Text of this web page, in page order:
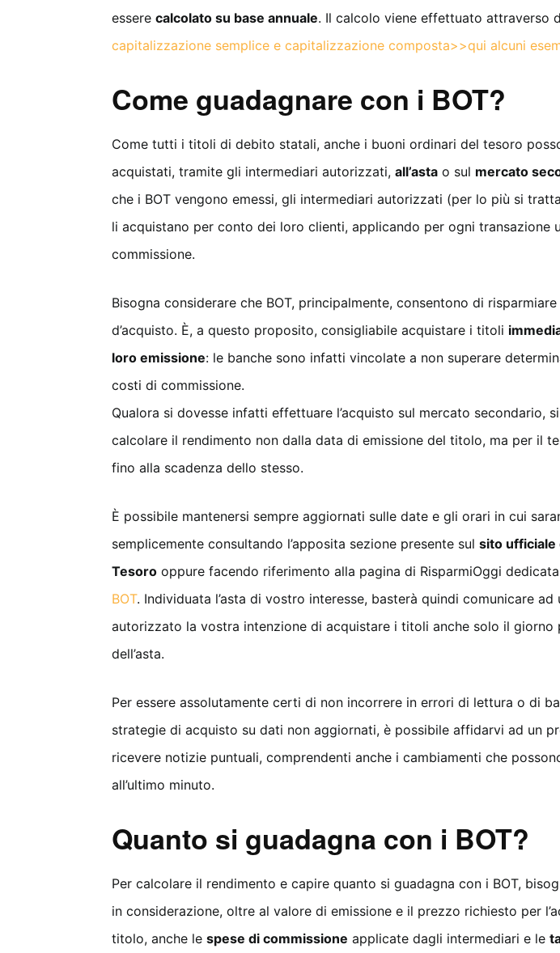
essere calcolato su base annuale. Il calcolo viene effettuato attraverso
capitalizzazione semplice e capitalizzazione composta>>qui alcuni
Come guadagnare con i BOT?
Come tutti i titoli di debito statali, anche i buoni ordinari del tesoro
acquistati, tramite gli intermediari autorizzati, all’asta o sul mercato
che i BOT vengono emessi, gli intermediari autorizzati (per lo più si
li acquistano per conto dei loro clienti, applicando per ogni transazione
commissione.
Bisogna considerare che BOT, principalmente, consentono di
d’acquisto. È, a questo proposito, consigliabile acquistare i titoli
loro emissione: le banche sono infatti vincolate a non superare
costi di commissione.
Qualora si dovesse infatti effettuare l’acquisto sul mercato secondario,
calcolare il rendimento non dalla data di emissione del titolo, ma per il
fino alla scadenza dello stesso.
È possibile mantenersi sempre aggiornati sulle date e gli orari in cui
semplicemente consultando l’apposita sezione presente sul sito ufficiale
Tesoro oppure facendo riferimento alla pagina di RisparmiOggi
BOT. Individuata l’asta di vostro interesse, basterà quindi comunicare ad
autorizzato la vostra intenzione di acquistare i titoli anche solo il giorno
dell’asta.
Per essere assolutamente certi di non incorrere in errori di lettura o di
strategie di acquisto su dati non aggiornati, è possibile affidarvi ad un
ricevere notizie puntuali, comprendenti anche i cambiamenti che
all’ultimo minuto.
Quanto si guadagna con i BOT?
Per calcolare il rendimento e capire quanto si guadagna con i BOT,
in considerazione, oltre al valore di emissione e il prezzo richiesto per
titolo, anche le spese di commissione applicate dagli intermediari e le